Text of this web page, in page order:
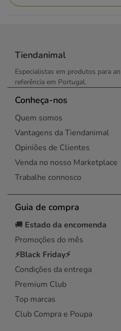
Tiendanimal
Especialistas em produtos para
referência em Portugal.
Conheça-nos
Quem somos
Vantagens da Tiendanimal
Opiniões de Clientes
Venda no nosso Marketplace
Trabalhe connosco
Guia de compra
🚚 Estado da encomenda
Promoções do mês
⚡Black Friday⚡
Condições da entrega
Premium Club
Top marcas
Club Compra e Poupa